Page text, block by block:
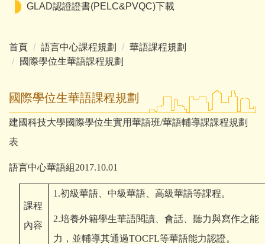
GLAD認證證書(PELC&PVQC)下載
首頁 語言中心課程規劃
華語課程規劃
國際學位生華語課程規劃
國際學位生華語課程規劃
建國科技大學國際學位生實用華語班/華語輔導課課程規劃
表
語言中心華語組2017.10.01
課程
內容
1.初級華語、中級華語、高級華語等課程。
2.培養外籍學生華語閱讀、會話、聽力與寫作之能
力，並輔導其通過TOCFL等華語能力認證。